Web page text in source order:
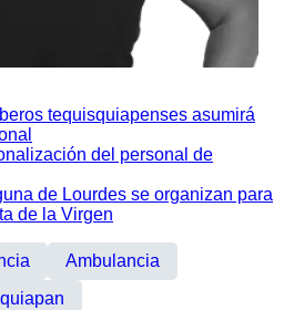
tequisquiapenses asumirá
del personal de
de Lourdes se organizan para
de la Virgen
Ambulancia